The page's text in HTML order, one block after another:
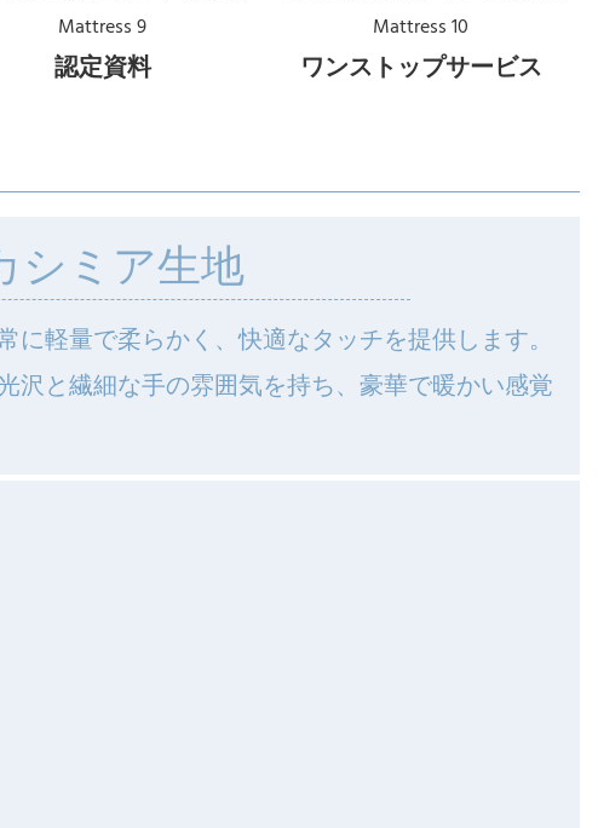
認定資料 ワンストップサービス
シミア生地
に軽量で柔らかく、快適なタッチを提供します。
沢と繊細な手の雰囲気を持ち、豪華で暖かい感覚